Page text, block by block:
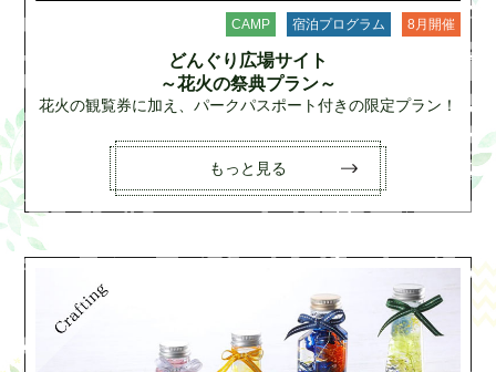
CAMP 宿泊プログラム 8月開催
どんぐり広場サイト
～花火の祭典プラン～
花火の観覧券に加え、パークパスポート付きの限定プラン！
もっと見る